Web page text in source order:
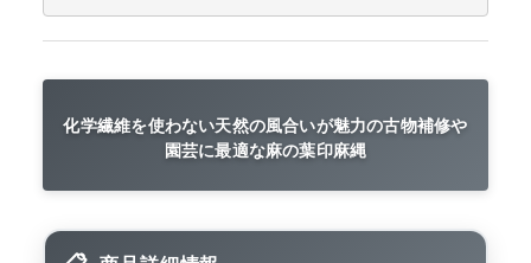
化学繊維を使わない天然の風合いが魅力の古物補修や
園芸に最適な麻の葉印麻縄